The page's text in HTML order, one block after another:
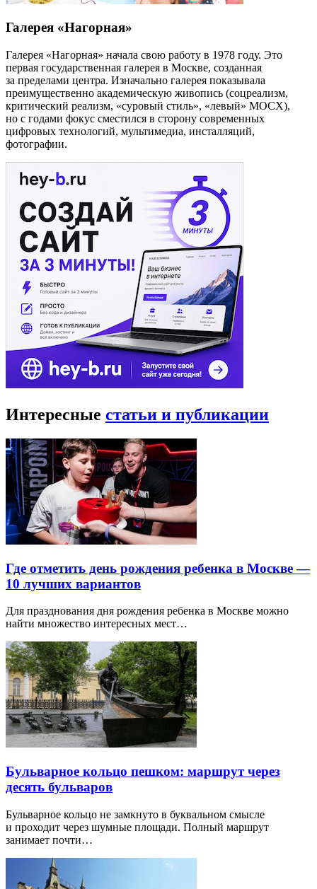
Галерея «Нагорная»
Галерея «Нагорная» начала свою работу в 1978 году. Это
первая государственная галерея в Москве, созданная
за пределами центра. Изначально галерея показывала
преимущественно академическую живопись (cоцреализм,
критический реализм, «суровый стиль», «левый» МОСХ),
но с годами фокус сместился в сторону современных
цифровых технологий, мультимедиа, инсталляций,
фотографии.
Интересные статьи и публикации
Где отметить день рождения ребенка в Москве —
10 лучших вариантов
Для празднования дня рождения ребенка в Москве можно
найти множество интересных мест…
Бульварное кольцо пешком: маршрут через
десять бульваров
Бульварное кольцо не замкнуто в буквальном смысле
и проходит через шумные площади. Полный маршрут
занимает почти…